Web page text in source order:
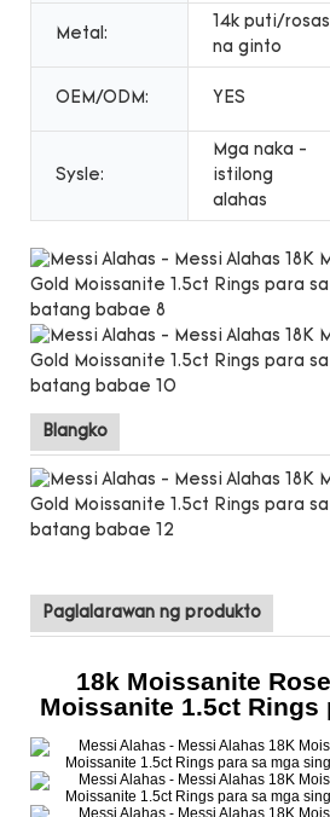
Metal:
14k puti/rosas
na ginto
OEM/ODM: YES
Sysle:
Mga naka -
istilong
alahas
Blangko
Paglalarawan ng produkto
18k Moissanite
Moissanite 1.5ct Rings